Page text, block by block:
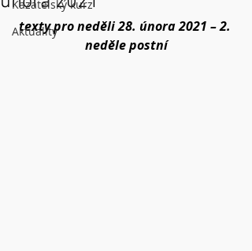
Kazatelský kurz
Aktuality
texty pro neděli 28. února 2021 – 2.
neděle postní